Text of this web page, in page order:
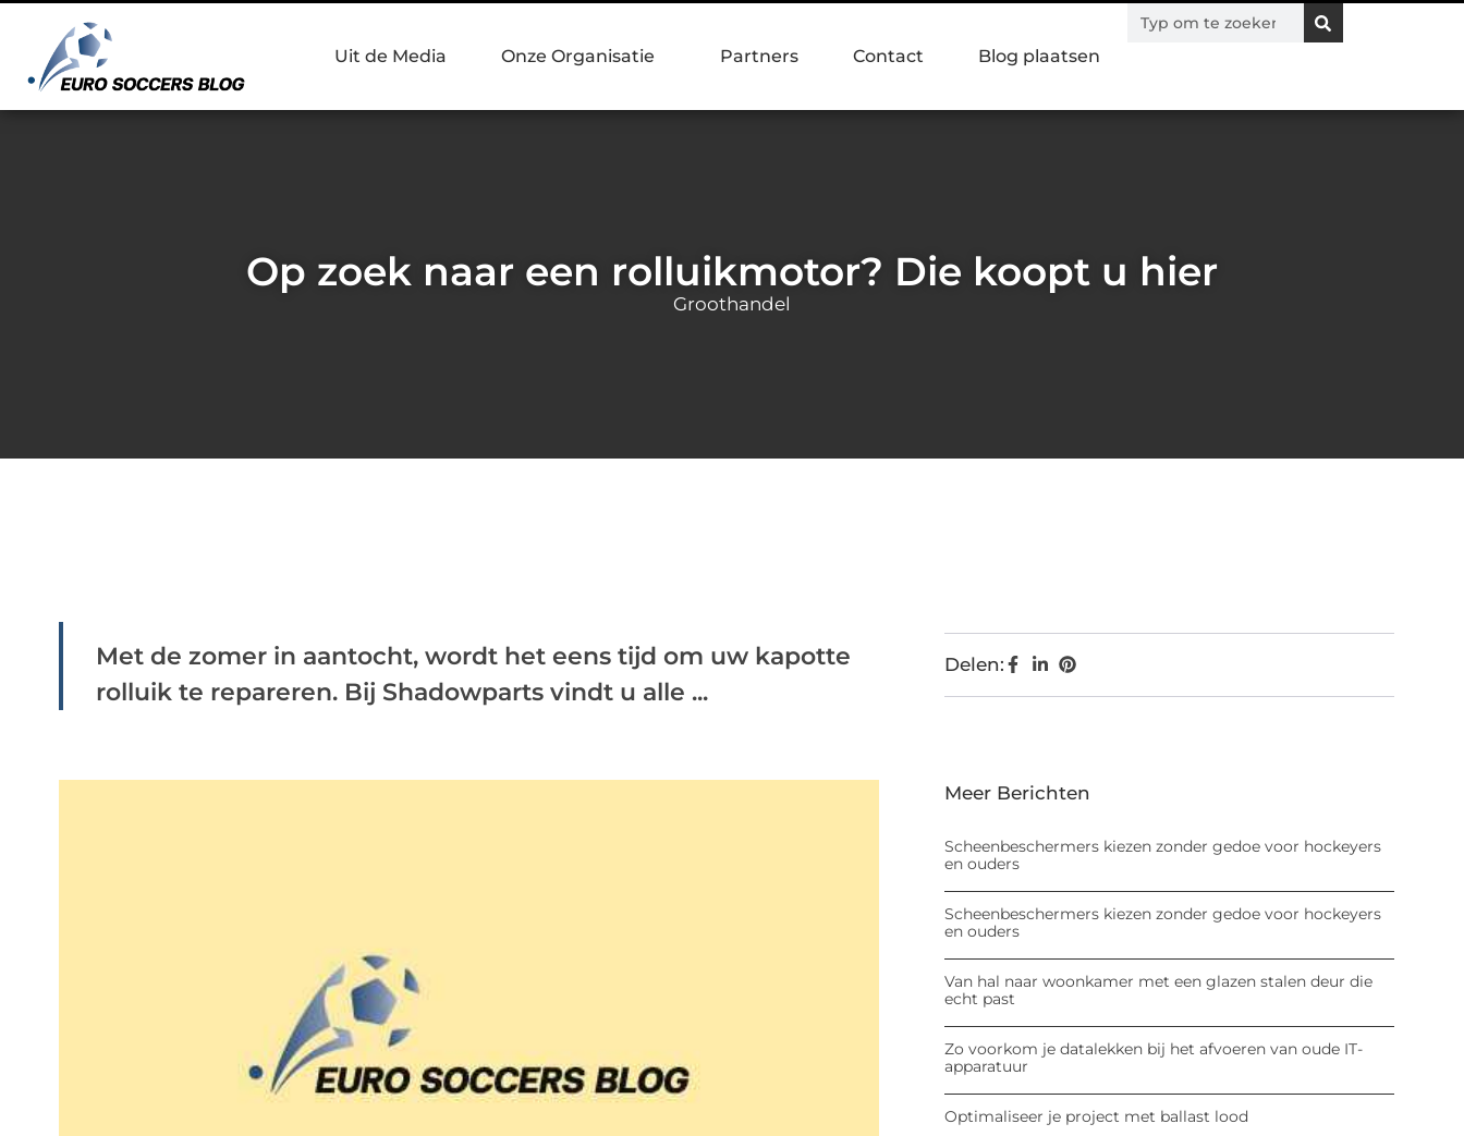
Uit de Media Onze Organisatie Partners Contact Blog plaatsen
Op zoek naar een rolluikmotor? Die koopt u hier
Groothandel
Met de zomer in aantocht, wordt het eens tijd om uw kapotte
rolluik te repareren. Bij Shadowparts vindt u alle ...
Delen:
Meer Berichten
Scheenbeschermers kiezen zonder gedoe voor hockeyers
en ouders
Scheenbeschermers kiezen zonder gedoe voor hockeyers
en ouders
Van hal naar woonkamer met een glazen stalen deur die
echt past
Zo voorkom je datalekken bij het afvoeren van oude IT-
apparatuur
Optimaliseer je project met ballast lood